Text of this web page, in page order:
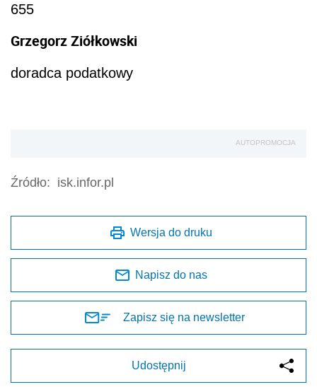
655
Grzegorz Ziółkowski
doradca podatkowy
AUTOPROMOCJA
Źródło: isk.infor.pl
Wersja do druku
Napisz do nas
Zapisz się na newsletter
Udostępnij